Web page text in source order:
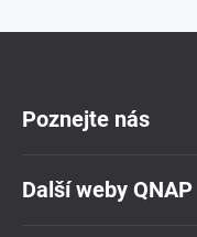
Poznejte nás
Další weby QNAP